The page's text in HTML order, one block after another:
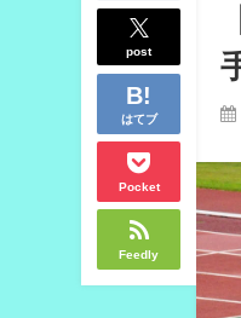
post
はてブ
Pocket
Feedly